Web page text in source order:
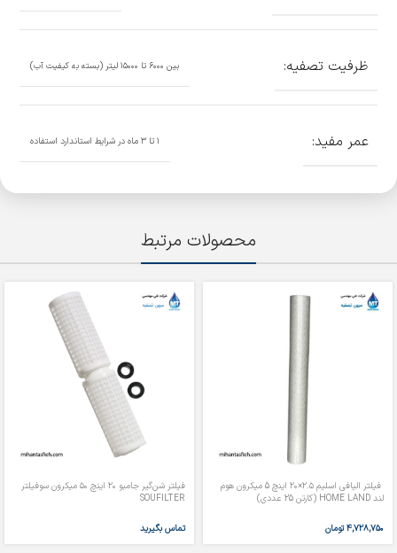
ظرفیت تصفیه: بین ۶۰۰۰ تا ۱۵۰۰۰ لیتر (بسته به کیفیت آب)
عمر مفید: ۱ تا ۳ ماه در شرایط استاندارد استفاده
محصولات مرتبط
فیلتر الیافی اسلیم ۲.۵×۲۰ اینچ 5 میکرون هوم
لند HOME LAND (کارتن 25 عددی)
۴,۷۲۸,۷۵۰ تومان
فیلتر شن‌گیر جامبو ۲۰ اینچ ۵۰ میکرون سوفیلتر
SOUFILTER
تماس بگیرید